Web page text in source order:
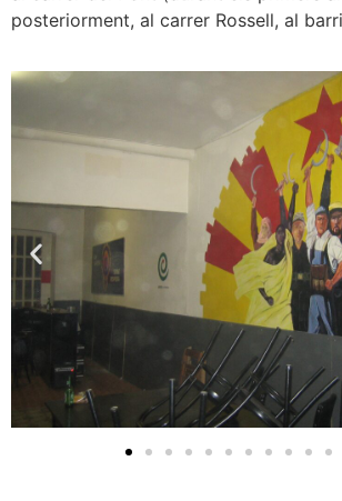
posteriorment, al carrer Rossell, al